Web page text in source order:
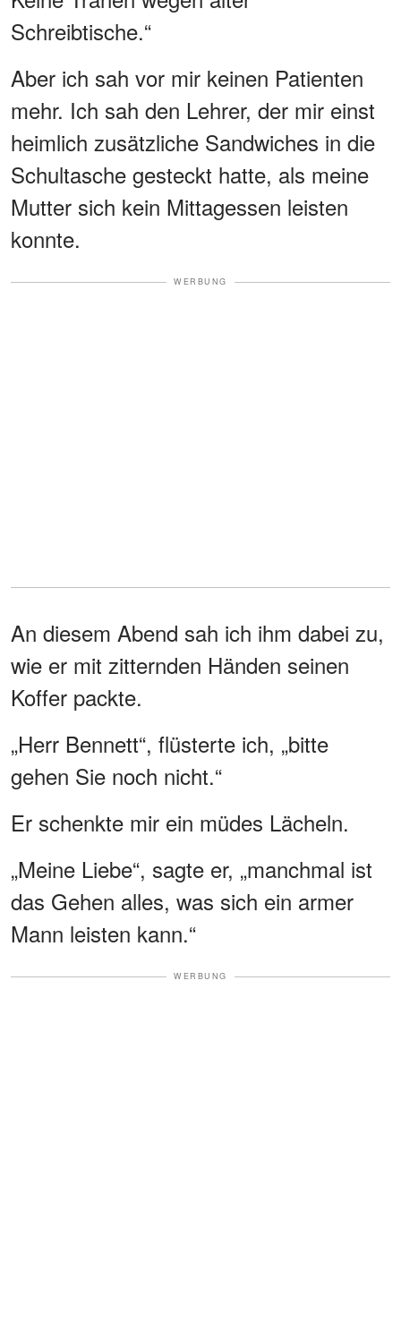
Schreibtische.“
Aber ich sah vor mir keinen Patienten
mehr. Ich sah den Lehrer, der mir einst
heimlich zusätzliche Sandwiches in die
Schultasche gesteckt hatte, als meine
Mutter sich kein Mittagessen leisten
konnte.
WERBUNG
An diesem Abend sah ich ihm dabei zu,
wie er mit zitternden Händen seinen
Koffer packte.
„Herr Bennett“, flüsterte ich, „bitte
gehen Sie noch nicht.“
Er schenkte mir ein müdes Lächeln.
„Meine Liebe“, sagte er, „manchmal ist
das Gehen alles, was sich ein armer
Mann leisten kann.“
WERBUNG